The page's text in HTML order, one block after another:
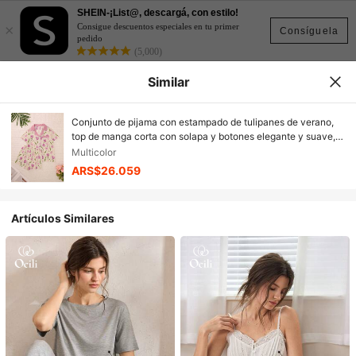
Consíguela
×
SHEIN-¡List@, descargá, con estilo!
Consigue descuentos especiales en tu primer
pedido
(5,000)
Similar
Conjunto de pijama con estampado de tulipanes de verano,
top de manga corta con solapa y botones elegante y suave, y
shorts, conjunto de 2 piezas de ropa de dormir y de estar en
casa para mujeres
Multicolor
ARS$26.059
Artículos Similares